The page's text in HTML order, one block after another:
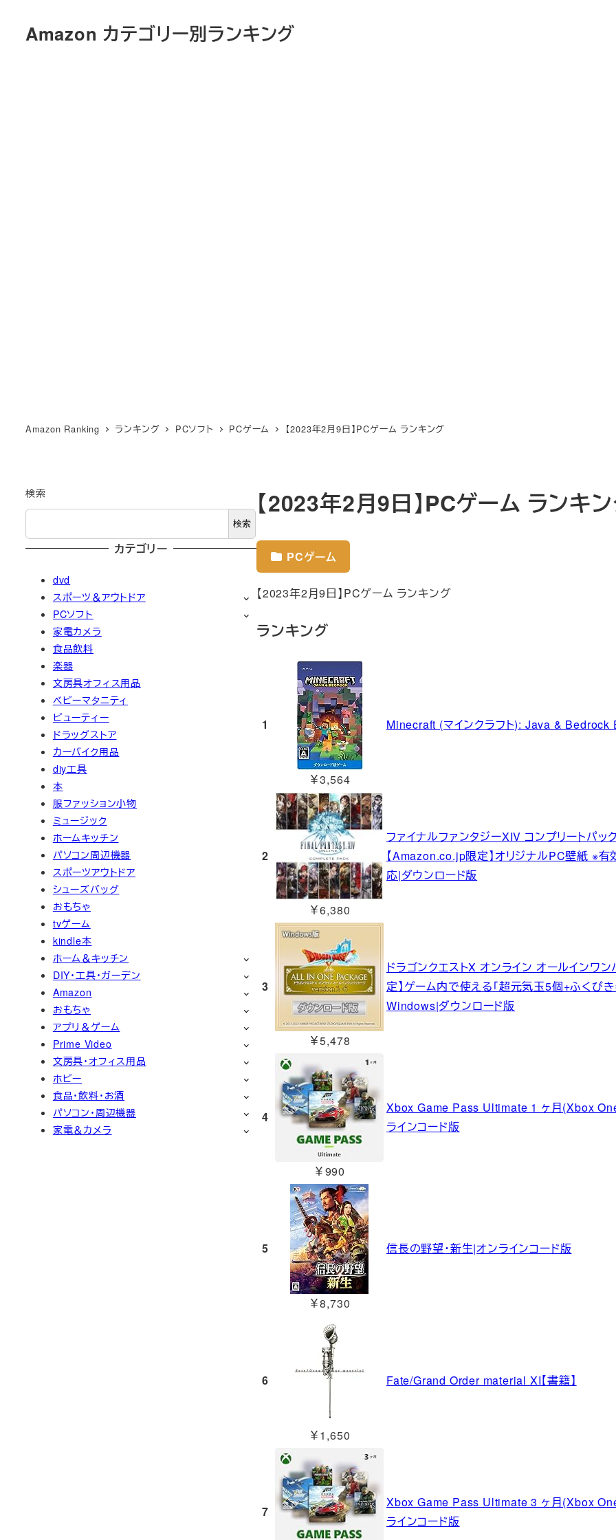
Amazon カテゴリー別ランキング
Amazon Ranking ランキング PCソフト PCゲーム 【2023年2月9日】PCゲーム ランキング
【2023年2月9日】PCゲーム ランキ
PCゲーム
【2023年2月9日】PCゲーム ランキング
ランキング
1
￥3,564
Minecraft (マインクラフト): Java & Bedrock
2
￥6,380
ファイナルファンタジーXIV コンプリートパッ
【Amazon.co.jp限定】オリジナルPC壁紙 ※
応|ダウンロード版
3
￥5,478
ドラゴンクエストX オンライン オールイン
定】ゲーム内で使える「超元気玉5個+ふくび
Windows|ダウンロード版
4
￥990
Xbox Game Pass Ultimate 1 ヶ月(Xbox
ラインコード版
5
￥8,730
信長の野望・新生|オンラインコード版
6
￥1,650
Fate/Grand Order material XI【書籍】
7
Xbox Game Pass Ultimate 3 ヶ月(Xbox
ラインコード版
検索
検索
カテゴリー
dvd
スポーツ＆アウトドア
PCソフト
家電カメラ
食品飲料
楽器
文房具オフィス用品
ベビーマタニティ
ビューティー
ドラッグストア
カーバイク用品
diy工具
本
服ファッション小物
ミュージック
ホームキッチン
パソコン周辺機器
スポーツアウトドア
シューズバッグ
おもちゃ
tvゲーム
kindle本
ホーム＆キッチン
DIY・工具・ガーデン
Amazon
おもちゃ
アプリ＆ゲーム
Prime Video
文房具・オフィス用品
ホビー
食品・飲料・お酒
パソコン・周辺機器
家電＆カメラ